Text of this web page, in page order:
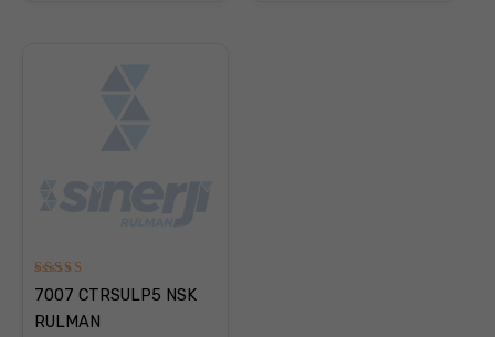
5
üzerinden
5.00
oy aldı
7007 CTRSULP5 NSK
RULMAN